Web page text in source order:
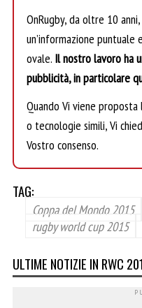
OnRugby, da oltre 10
un’informazione
ovale. Il nostro lavoro ha
pubblicità, in particolare
Quando Vi viene
o tecnologie simili, Vi
Vostro consenso.
TAG:
Coppa del Mondo 2015
rugby world cup 2015
ULTIME NOTIZIE IN RWC